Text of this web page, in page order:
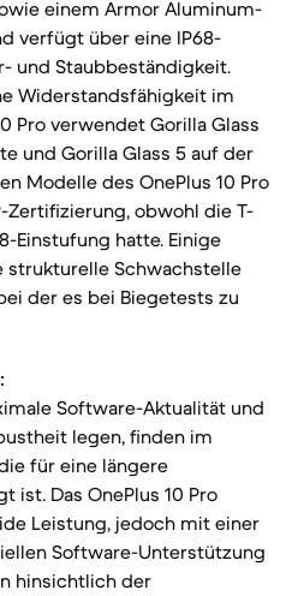
einem Armor Aluminum-
verfügt über eine IP68-
und Staubbeständigkeit.
Widerstandsfähigkeit im
Pro verwendet Gorilla Glass
und Gorilla Glass 5 auf der
Modelle des OnePlus 10 Pro
obwohl die T-
Einstufung hatte. Einige
strukturelle Schwachstelle
der es bei Biegetests zu
Software-Aktualität und
legen, finden im
für eine längere
ist. Das OnePlus 10 Pro
Leistung, jedoch mit einer
Software-Unterstützung
hinsichtlich der